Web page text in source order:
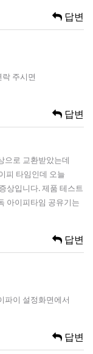
답변
주시면
답변
으로 교환받았는데
피 타임인데 오늘
상입니다. 제품 테스트
아이피타임 공유기는
답변
파이 설정화면에서
답변